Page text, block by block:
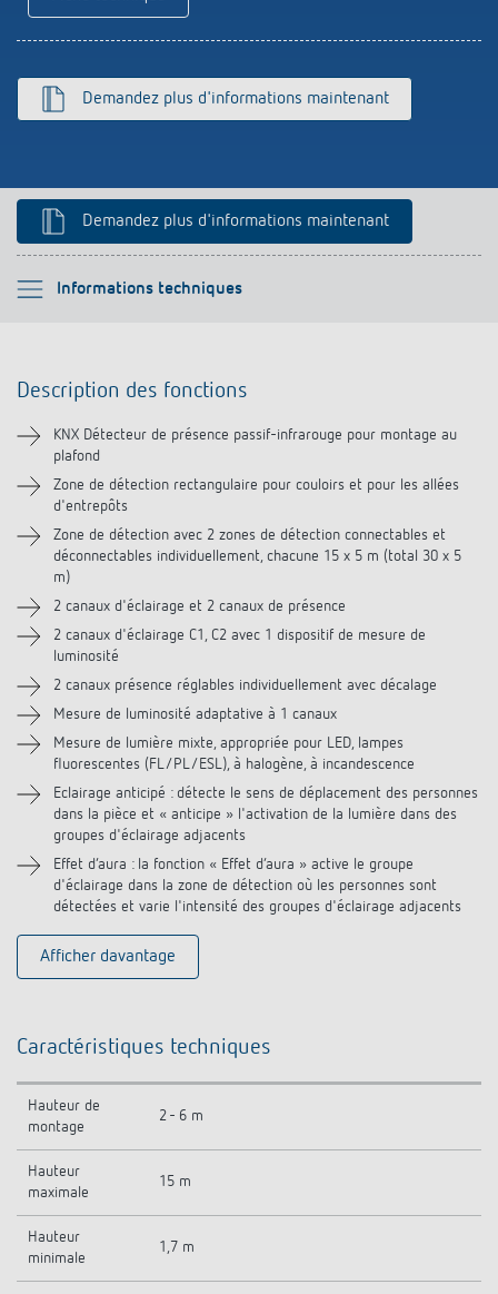
Télérupteur impulsionnel OKTO de Theben
Demandez plus d'informations maintenant
Demandez plus d'informations maintenant
Informations techniques
Veuillez sélectionner
Informations techniques
Téléchargements
Vidéos
Accessoires
Produits similaires
Description des fonctions
KNX Détecteur de présence passif-infrarouge pour montage au
plafond
Zone de détection rectangulaire pour couloirs et pour les allées
d'entrepôts
Zone de détection avec 2 zones de détection connectables et
déconnectables individuellement, chacune 15 x 5 m (total 30 x 5
m)
2 canaux d'éclairage et 2 canaux de présence
2 canaux d'éclairage C1, C2 avec 1 dispositif de mesure de
luminosité
2 canaux présence réglables individuellement avec décalage
Mesure de luminosité adaptative à 1 canaux
Mesure de lumière mixte, appropriée pour LED, lampes
fluorescentes (FL/PL/ESL), à halogène, à incandescence
Eclairage anticipé : détecte le sens de déplacement des personnes
dans la pièce et « anticipe » l'activation de la lumière dans des
groupes d'éclairage adjacents
Effet d’aura : la fonction « Effet d’aura » active le groupe
d'éclairage dans la zone de détection où les personnes sont
détectées et varie l'intensité des groupes d'éclairage adjacents
Afficher davantage
Caractéristiques techniques
Hauteur de
montage
2 - 6 m
Hauteur
maximale
15 m
Hauteur
minimale
1,7 m